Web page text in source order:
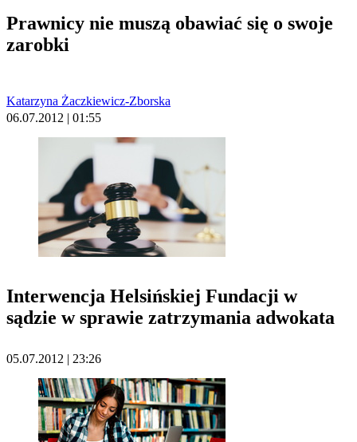
Prawnicy nie muszą obawiać się o swoje
zarobki
Katarzyna Żaczkiewicz-Zborska
06.07.2012 | 01:55
Interwencja Helsińskiej Fundacji w
sądzie w sprawie zatrzymania adwokata
05.07.2012 | 23:26